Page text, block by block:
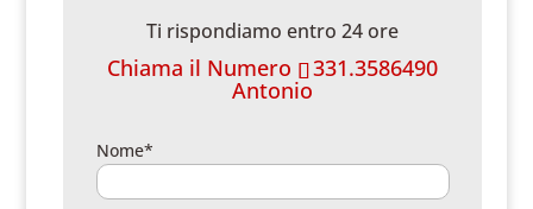
Ti rispondiamo entro 24 ore
Chiama il Numero 331.3586490
Antonio
Nome*